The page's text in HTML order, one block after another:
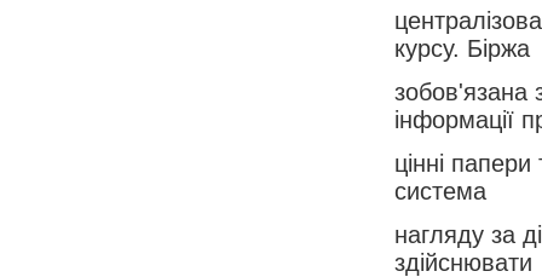
курсу. Біржа
зобов'язана
інформації
цінні
система
нагляду за
здійснювати